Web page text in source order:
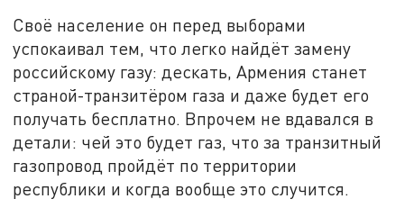
Своё население он перед выборами
успокаивал тем, что легко найдёт замену
российскому газу: дескать, Армения станет
страной-транзитёром газа и даже будет его
получать бесплатно. Впрочем не вдавался в
детали: чей это будет газ, что за транзитный
газопровод пройдёт по территории
республики и когда вообще это случится.